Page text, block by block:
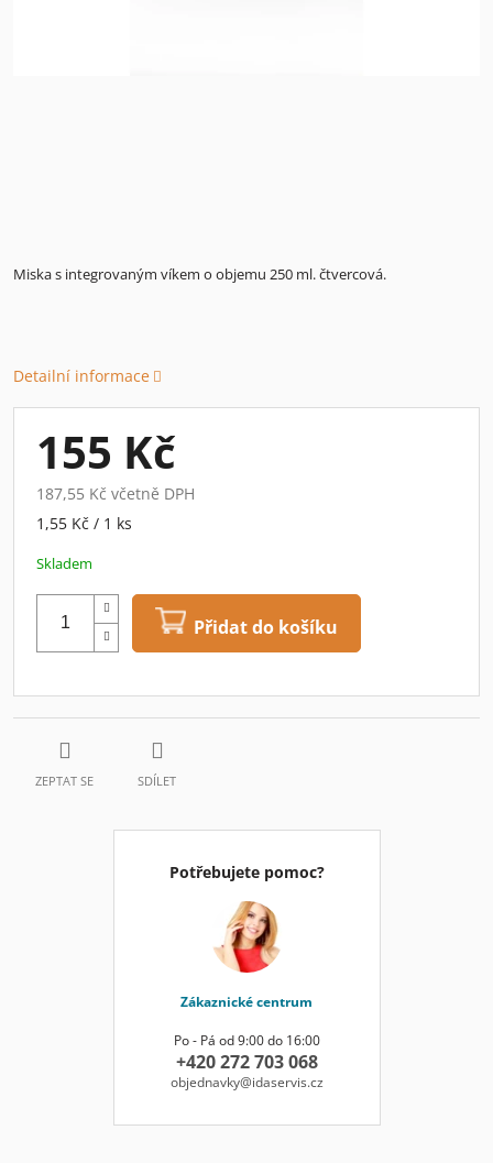
Miska s integrovaným víkem o objemu 250 ml. čtvercová.
Detailní informace
155 Kč
187,55 Kč včetně DPH
Měrná
1,55 Kč / 1 ks
Skladem
Přidat do košíku
ZEPTAT SE SDÍLET
Potřebujete pomoc?
Zákaznické centrum
Po - Pá od 9:00 do 16:00
+420 272 703 068
objednavky@idaservis.cz